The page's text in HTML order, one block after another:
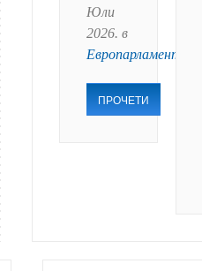
Юли
2026. в
Европарламент
ПРОЧЕТИ